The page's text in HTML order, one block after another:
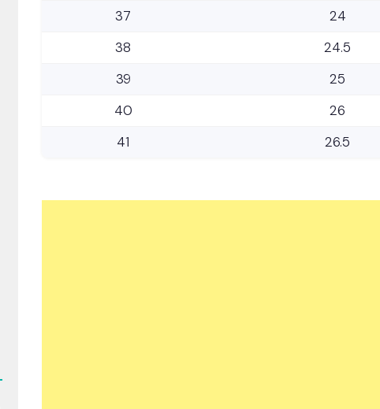
37
24
38
24.5
39
25
40
26
41
26.5